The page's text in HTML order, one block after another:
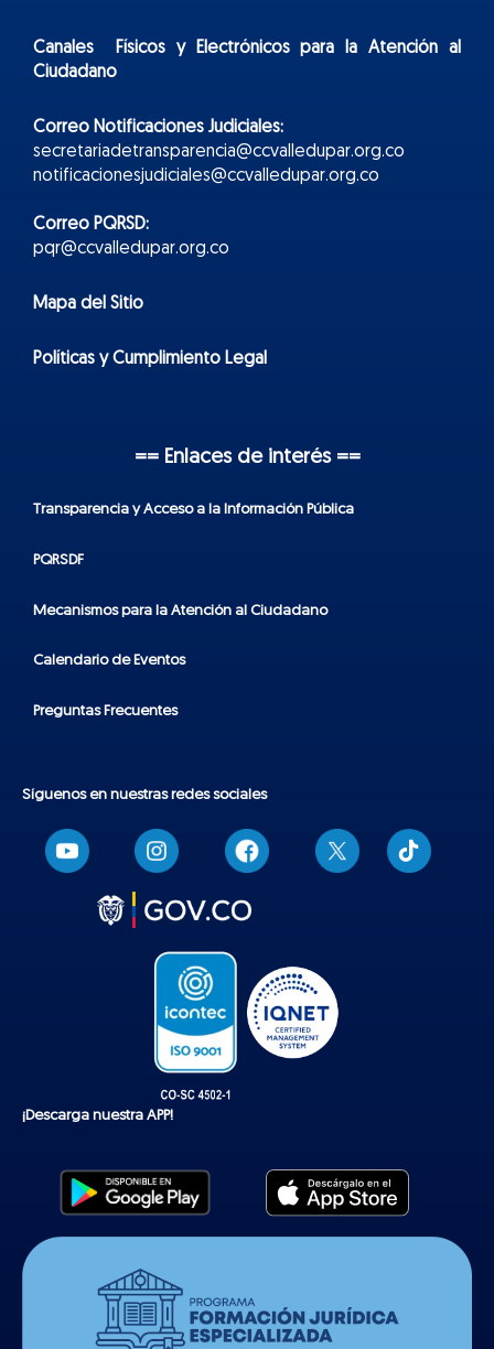
Canales Físicos yElectrónicospara la Atención al
Ciudadano
Correo Notificaciones Judiciales:
secretariadetransparencia@ccvalledupar.org.co
notificacionesjudiciales@ccvalledupar.org.co
Correo PQRSD:
pqr@ccvalledupar.org.co
Mapa del Sitio
Políticas y Cumplimiento Legal
== Enlaces de interés ==
Transparencia y Acceso a la Información Pública
PQRSDF
Mecanismos para la Atención al Ciudadano
Calendario de Eventos
Preguntas Frecuentes
Síguenos en nuestras redes sociales
T
i
k
¡Descarga nuestra APP!